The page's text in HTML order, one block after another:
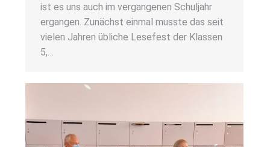
ist es uns auch im ver­gan­ge­nen Schul­jahr
ergan­gen. Zunächst ein­mal muss­te das seit
vie­len Jah­ren übli­che Lese­fest der Klas­sen
5,…